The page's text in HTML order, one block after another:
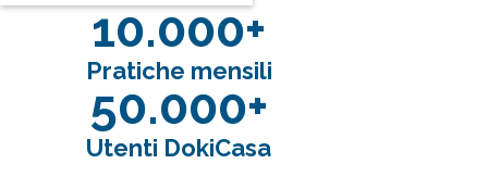
10.000+
Pratiche mensili
50.000+
Utenti DokiCasa